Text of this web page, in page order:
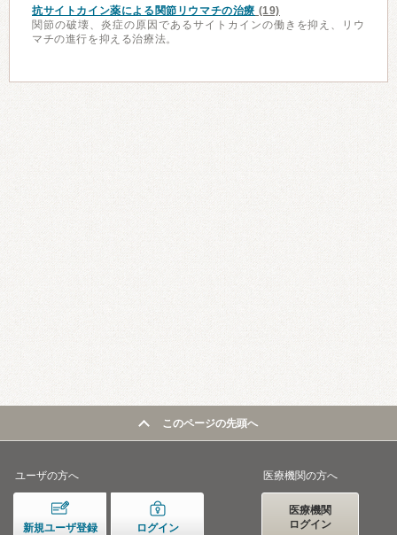
抗サイトカイン薬による関節リウマチの治療 (19)
関節の破壊、炎症の原因であるサイトカインの働きを抑え、リウ
マチの進行を抑える治療法。
このページの先頭へ
ユーザの方へ
新規ユーザ登録 ログイン
医療機関の方へ
医療機関
ログイン